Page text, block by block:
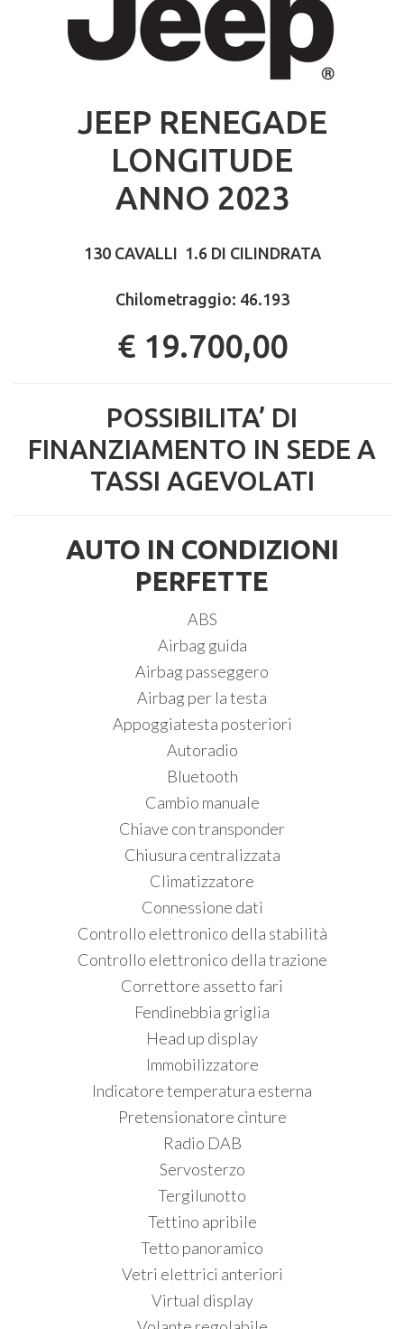
JEEP RENEGADE
LONGITUDE
ANNO 2023
130 CAVALLI 1.6 DI CILINDRATA
Chilometraggio: 46.193
€ 19.700,00
POSSIBILITA’ DI
FINANZIAMENTO IN SEDE A
TASSI AGEVOLATI
AUTO IN CONDIZIONI
PERFETTE
ABS
Airbag guida
Airbag passeggero
Airbag per la testa
Appoggiatesta posteriori
Autoradio
Bluetooth
Cambio manuale
Chiave con transponder
Chiusura centralizzata
Climatizzatore
Connessione dati
Controllo elettronico della stabilità
Controllo elettronico della trazione
Correttore assetto fari
Fendinebbia griglia
Head up display
Immobilizzatore
Indicatore temperatura esterna
Pretensionatore cinture
Radio DAB
Servosterzo
Tergilunotto
Tettino apribile
Tetto panoramico
Vetri elettrici anteriori
Virtual display